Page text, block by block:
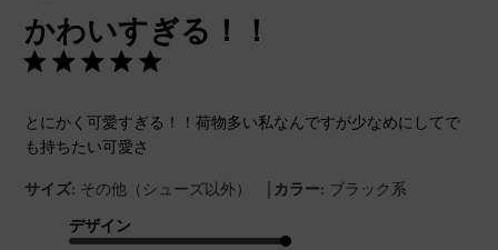
かわいすぎる！！
とにかく可愛すぎる！！荷物多い私なんですが少なめにしてで
も持ちたい可愛さ
サイズ: その他（シューズ以外） | カラー: ブラック系
デザイン